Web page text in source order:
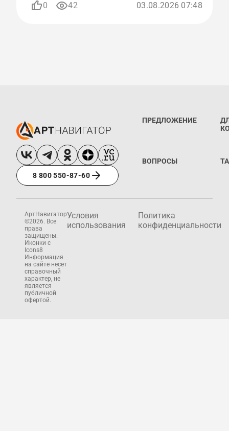
0 42 03.08.2026 07:48
8 800 550-87-60
ПРЕДЛОЖЕНИЕ
ВОПРОСЫ
АртНавигатор
©2026. Все
права
защищены.
Иконки с
Icons8
Информация
на сайте несет
справочный
характер, не
является
публичной
офертой.
Условия
использования
Политика
конфиденциальности